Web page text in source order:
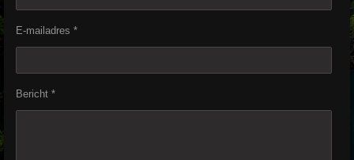
E-mailadres *
Bericht *